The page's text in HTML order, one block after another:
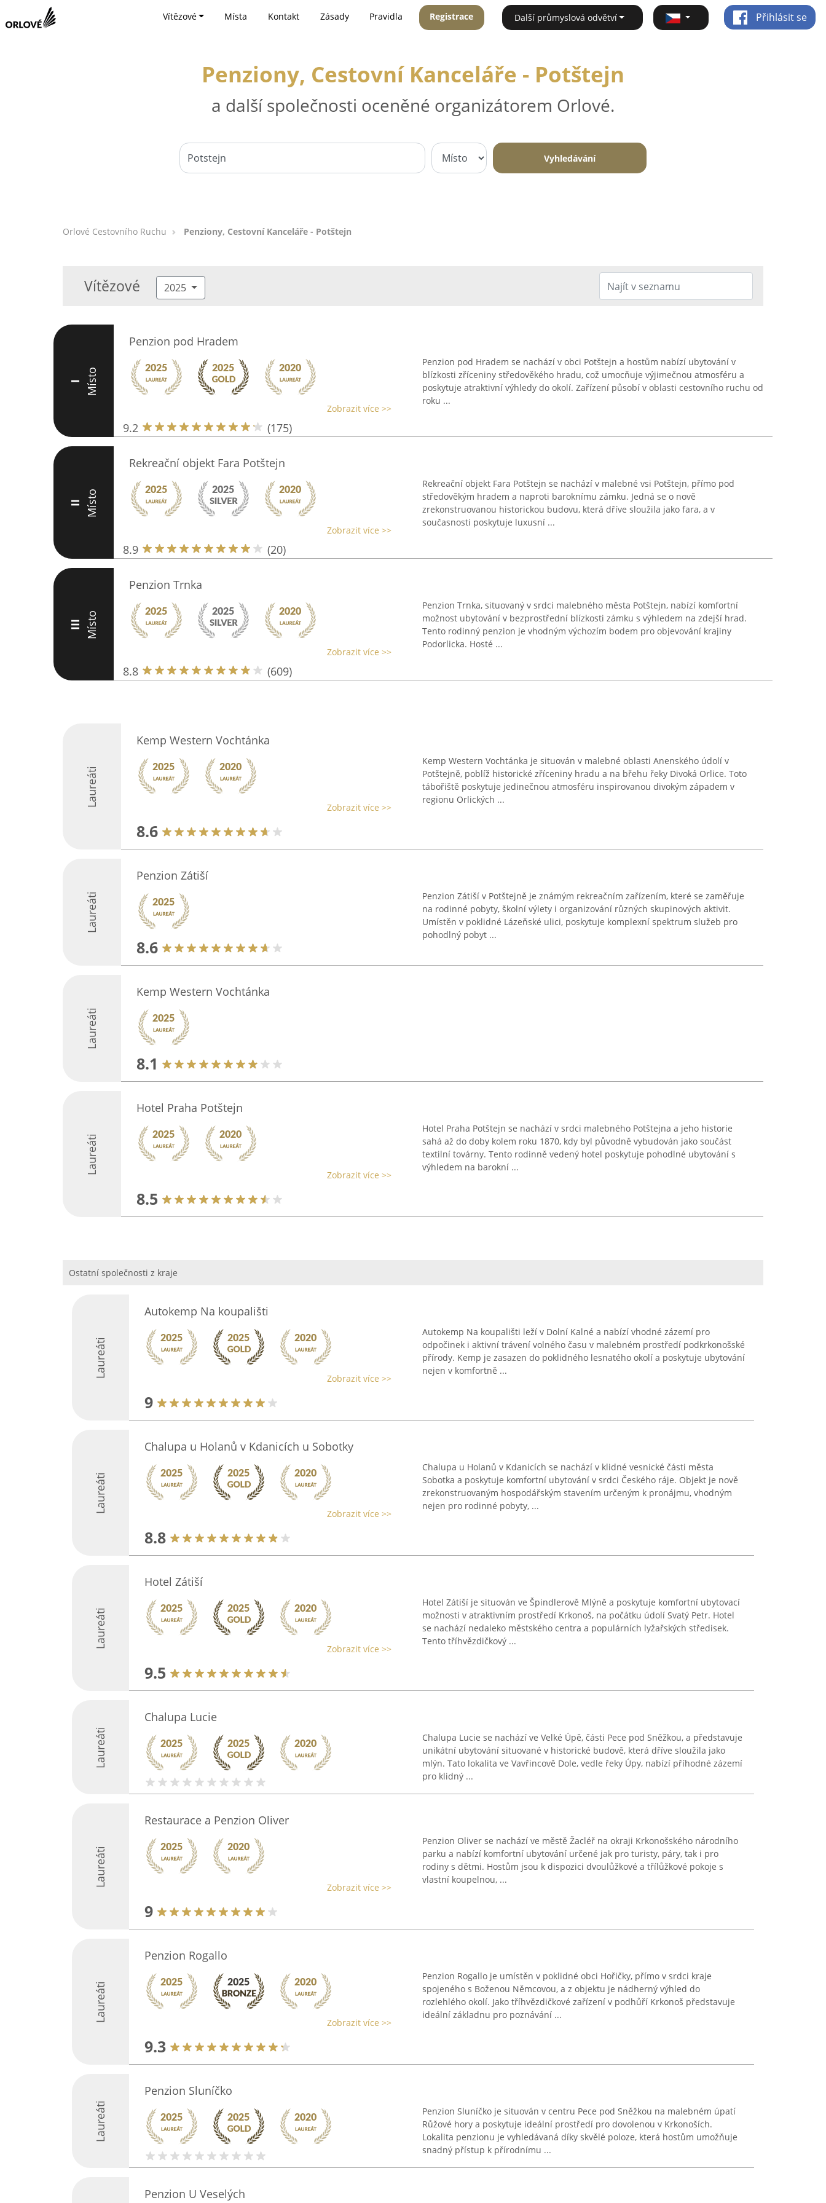
Vítězové Místa Kontakt Zásady Pravidla Registrace Další průmyslová odvětví Přihlásit se
Penziony, Cestovní Kanceláře - Potštejn
a další společnosti oceněné organizátorem Orlové.
Vyhledávání
Orlové Cestovního Ruchu Penziony, Cestovní Kanceláře - Potštejn
Vítězové 2025
I Místo
Penzion pod Hradem
Zobrazit více >>
9.2 (175)
Penzion pod Hradem se nachází v obci Potštejn a hostům nabízí ubytování v
blízkosti zříceniny středověkého hradu, což umocňuje výjimečnou atmosféru a
poskytuje atraktivní výhledy do okolí. Zařízení působí v oblasti cestovního ruchu od
roku ...
II Místo
Rekreační objekt Fara Potštejn
Zobrazit více >>
8.9 (20)
Rekreační objekt Fara Potštejn se nachází v malebné vsi Potštejn, přímo pod
středověkým hradem a naproti baroknímu zámku. Jedná se o nově
zrekonstruovanou historickou budovu, která dříve sloužila jako fara, a v
současnosti poskytuje luxusní ...
III Místo
Penzion Trnka
Zobrazit více >>
8.8 (609)
Penzion Trnka, situovaný v srdci malebného města Potštejn, nabízí komfortní
možnost ubytování v bezprostřední blízkosti zámku s výhledem na zdejší hrad.
Tento rodinný penzion je vhodným výchozím bodem pro objevování krajiny
Podorlicka. Hosté ...
Laureáti
Kemp Western Vochtánka
Zobrazit více >>
8.6
Kemp Western Vochtánka je situován v malebné oblasti Anenského údolí v
Potštejně, poblíž historické zříceniny hradu a na břehu řeky Divoká Orlice. Toto
tábořiště poskytuje jedinečnou atmosféru inspirovanou divokým západem v
regionu Orlických ...
Laureáti
Penzion Zátiší
8.6
Penzion Zátiší v Potštejně je známým rekreačním zařízením, které se zaměřuje
na rodinné pobyty, školní výlety i organizování různých skupinových aktivit.
Umístěn v poklidné Lázeňské ulici, poskytuje komplexní spektrum služeb pro
pohodlný pobyt ...
Laureáti
Kemp Western Vochtánka
8.1
Laureáti
Hotel Praha Potštejn
Zobrazit více >>
8.5
Hotel Praha Potštejn se nachází v srdci malebného Potštejna a jeho historie
sahá až do doby kolem roku 1870, kdy byl původně vybudován jako součást
textilní továrny. Tento rodinně vedený hotel poskytuje pohodlné ubytování s
výhledem na barokní ...
Ostatní společnosti z kraje
Laureáti
Autokemp Na koupališti
Zobrazit více >>
9
Autokemp Na koupališti leží v Dolní Kalné a nabízí vhodné zázemí pro
odpočinek i aktivní trávení volného času v malebném prostředí podkrkonošské
přírody. Kemp je zasazen do poklidného lesnatého okolí a poskytuje ubytování
nejen v komfortně ...
Laureáti
Chalupa u Holanů v Kdanicích u Sobotky
Zobrazit více >>
8.8
Chalupa u Holanů v Kdanicích se nachází v klidné vesnické části města
Sobotka a poskytuje komfortní ubytování v srdci Českého ráje. Objekt je nově
zrekonstruovaným hospodářským stavením určeným k pronájmu, vhodným
nejen pro rodinné pobyty, ...
Laureáti
Hotel Zátiší
Zobrazit více >>
9.5
Hotel Zátiší je situován ve Špindlerově Mlýně a poskytuje komfortní ubytovací
možnosti v atraktivním prostředí Krkonoš, na počátku údolí Svatý Petr. Hotel
se nachází nedaleko městského centra a populárních lyžařských středisek.
Tento tříhvězdičkový ...
Laureáti
Chalupa Lucie
Chalupa Lucie se nachází ve Velké Úpě, části Pece pod Sněžkou, a představuje
unikátní ubytování situované v historické budově, která dříve sloužila jako
mlýn. Tato lokalita ve Vavřincově Dole, vedle řeky Úpy, nabízí příhodné zázemí
pro klidný ...
Laureáti
Restaurace a Penzion Oliver
Zobrazit více >>
9
Penzion Oliver se nachází ve městě Žacléř na okraji Krkonošského národního
parku a nabízí komfortní ubytování určené jak pro turisty, páry, tak i pro
rodiny s dětmi. Hostům jsou k dispozici dvoulůžkové a třílůžkové pokoje s
vlastní koupelnou, ...
Laureáti
Penzion Rogallo
Zobrazit více >>
9.3
Penzion Rogallo je umístěn v poklidné obci Hořičky, přímo v srdci kraje
spojeného s Boženou Němcovou, a z objektu je nádherný výhled do
rozlehlého okolí. Jako tříhvězdičkové zařízení v podhůří Krkonoš představuje
ideální základnu pro poznávání ...
Laureáti
Penzion Sluníčko
Penzion Sluníčko je situován v centru Pece pod Sněžkou na malebném úpatí
Růžové hory a poskytuje ideální prostředí pro dovolenou v Krkonoších.
Lokalita penzionu je vyhledávaná díky skvělé poloze, která hostům umožňuje
snadný přístup k přírodnímu ...
Penzion U Veselých